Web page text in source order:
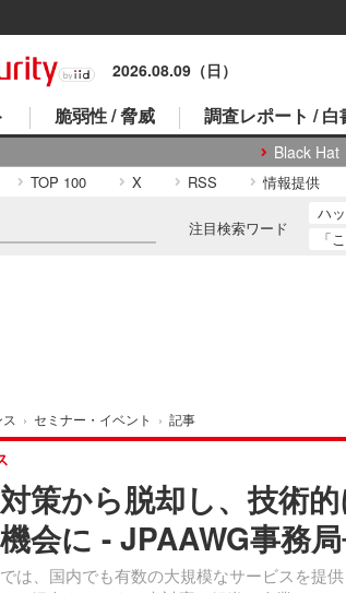
2026.08.09（日）
脆弱性 / 脅威 調査レポート / 白
Black Hat
TOP 100 X RSS 情報提供
注目検索ワード
ハ
「
› セミナー・イベント › 記事
策から脱却し、技術
会に - JPAAWG事務
は、国内でも有数の大規模なサービスを提